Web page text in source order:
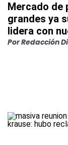
Mercado de
grandes ya
lidera con
PorRedacción